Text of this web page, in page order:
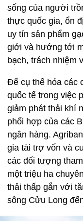
sống của người
thực quốc gia, ổn
uy tín sản phẩm
giới và hướng tới
bạch, trách nhiệm
Để cụ thể hóa các
quốc tế trong việc
giảm phát thải khí
phối hợp của các
ngân hàng.
gia tài trợ vốn và
các đối tượng
một triệu ha
thải thấp gắn với
sông Cửu Long